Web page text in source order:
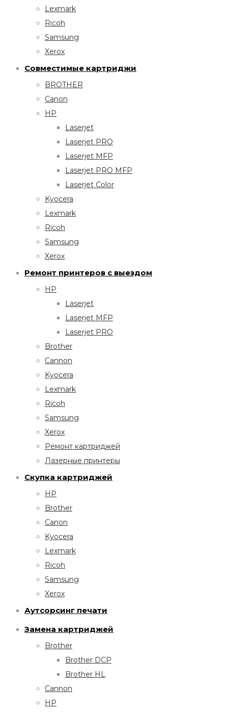
Lexmark
Ricoh
Samsung
Xerox
Совместимые картриджи
BROTHER
Canon
HP
Laserjet
Laserjet PRO
Laserjet MFP
Laserjet PRO MFP
Laserjet Color
Kyocera
Lexmark
Ricoh
Samsung
Xerox
Ремонт принтеров с выездом
HP
Laserjet
Laserjet MFP
Laserjet PRO
Brother
Cannon
Kyocera
Lexmark
Ricoh
Samsung
Xerox
Ремонт картриджей
Лазерные принтеры
Скупка картриджей
HP
Brother
Canon
Kyocera
Lexmark
Ricoh
Samsung
Xerox
Аутсорсинг печати
Замена картриджей
Brother
Brother DCP
Brother HL
Cannon
HP